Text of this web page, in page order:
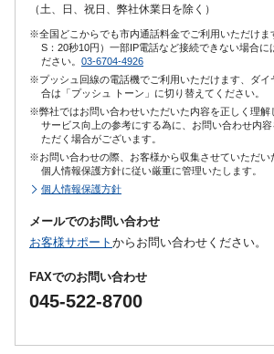
（土、日、祝日、弊社休業日を除く）
※全国どこからでも市内通話料金でご利用いただけま
S：20秒10円）一部IP電話など接続できない場合に
ださい。 03-6704-4926
※プッシュ回線の電話機でご利用いただけます、ダイ
合は「プッシュ トーン」に切り替えてください。
※弊社ではお問い合わせいただいた内容を正しく理解
サービス向上の参考にする為に、お問い合わせ内
ただく場合がございます。
※お問い合わせの際、お客様から収集させていただい
個人情報保護方針に従い厳重に管理いたします。
個人情報保護方針
メールでのお問い合わせ
お客様サポート からお問い合わせください。
FAXでのお問い合わせ
045-522-8700